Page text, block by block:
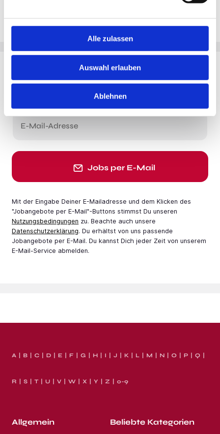
Alle zulassen
Auswahl erlauben
Ablehnen
Du möchtest Jobs, die zu Dir passen?
Jobangebote per E-Mail erhalten
E-Mail-Adresse
Jobs per E-Mail
Mit der Eingabe Deiner E-Mail­adresse und dem Klicken des
"Jobangebote per E-Mail"-Buttons stimmst Du unseren
Nutzungsbedingungen zu. Beachte auch unsere
Datenschutzerklärung. Du erhältst von uns passende
Jobangebote per E-Mail. Du kannst Dich jeder Zeit von unserem
E-Mail-Service abmelden.
A B C D E F G H I J K L M N O P Q
R S T U V W X Y Z 0-9
Allgemein Beliebte Kategorien